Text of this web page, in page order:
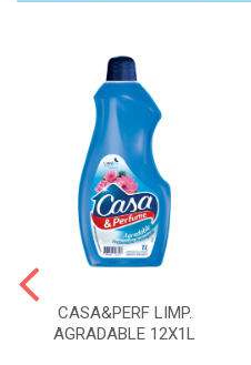
CASA&PERF LIMP.
AGRADABLE 12X1L